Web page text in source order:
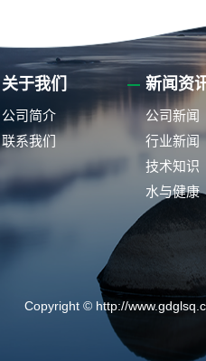
关于我们
公司简介
联系我们
新闻资
公司新闻
行业新闻
技术知识
水与健康
Copyright © http://